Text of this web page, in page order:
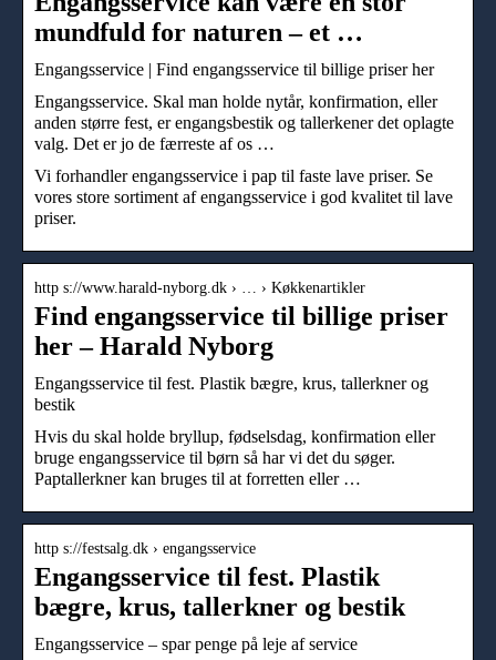
mundfuld for naturen – et …
Engangsservice | Find engangsservice til billige priser her
Engangsservice. Skal man holde nytår, konfirmation, eller
anden større fest, er engangsbestik og tallerkener det oplagte
valg. Det er jo de færreste af os …
Vi forhandler engangsservice i pap til faste lave priser. Se
vores store sortiment af engangsservice i god kvalitet til lave
priser.
http s://www.harald-nyborg.dk › … › Køkkenartikler
Find engangsservice til billige priser
her – Harald Nyborg
Engangsservice til fest. Plastik bægre, krus, tallerkner og
bestik
Hvis du skal holde bryllup, fødselsdag, konfirmation eller
bruge engangsservice til børn så har vi det du søger.
Paptallerkner kan bruges til at forretten eller …
http s://festsalg.dk › engangsservice
Engangsservice til fest. Plastik
bægre, krus, tallerkner og bestik
Engangsservice – spar penge på leje af service